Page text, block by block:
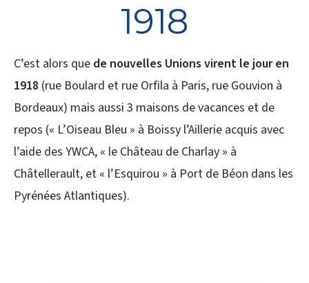
1918
C’est alors que de nouvelles Unions virent le jour en
1918 (rue Boulard et rue Orfila à Paris, rue Gouvion à
Bordeaux) mais aussi 3 maisons de vacances et de
repos (« L’Oiseau Bleu » à Boissy l’Aillerie acquis avec
l’aide des YWCA, « le Château de Charlay » à
Châtellerault, et « l’Esquirou » à Port de Béon dans les
Pyrénées Atlantiques).